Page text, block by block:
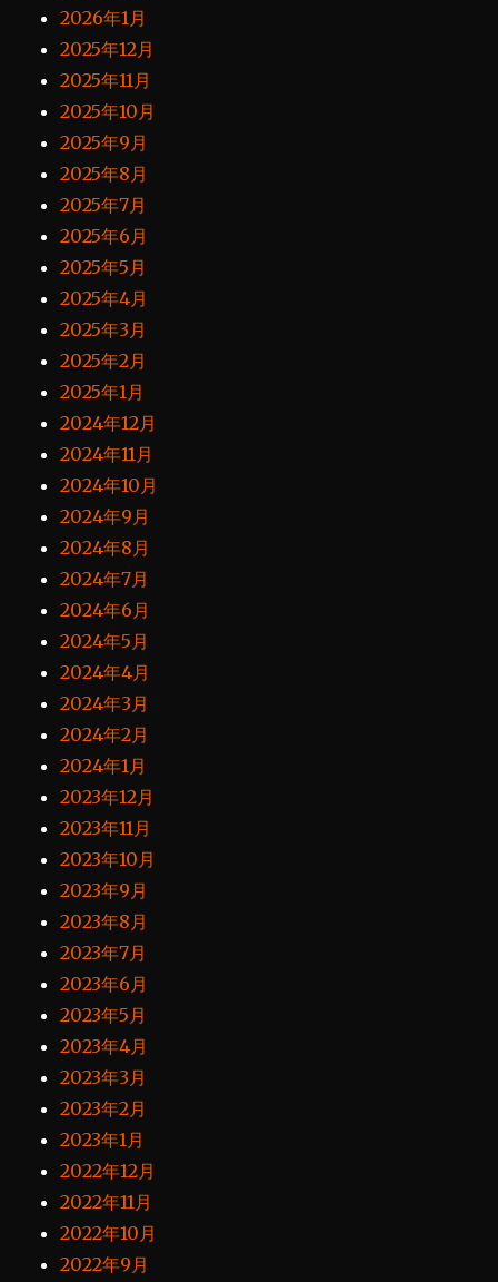
2026年1月
2025年12月
2025年11月
2025年10月
2025年9月
2025年8月
2025年7月
2025年6月
2025年5月
2025年4月
2025年3月
2025年2月
2025年1月
2024年12月
2024年11月
2024年10月
2024年9月
2024年8月
2024年7月
2024年6月
2024年5月
2024年4月
2024年3月
2024年2月
2024年1月
2023年12月
2023年11月
2023年10月
2023年9月
2023年8月
2023年7月
2023年6月
2023年5月
2023年4月
2023年3月
2023年2月
2023年1月
2022年12月
2022年11月
2022年10月
2022年9月